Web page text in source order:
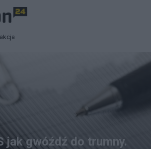
jak gwóźdź do trumny.